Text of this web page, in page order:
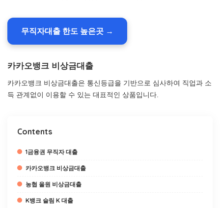
무직자대출 한도 높은곳 →
카카오뱅크 비상금대출
카카오뱅크 비상금대출은 통신등급을 기반으로 심사하여 직업과 소
득 관계없이 이용할 수 있는 대표적인 상품입니다.
Contents
1금융권 무직자 대출
카카오뱅크 비상금대출
농협 올원 비상금대출
K뱅크 슬림 K 대출